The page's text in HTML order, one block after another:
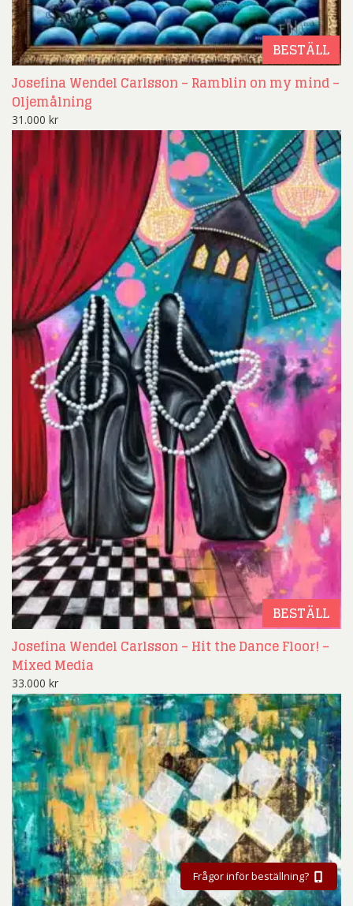
BESTÄLL
Josefina Wendel Carlsson – Ramblin on my mind –
Oljemålning
31.000 kr
BESTÄLL
Josefina Wendel Carlsson – Hit the Dance Floor! –
Mixed Media
33.000 kr
Frågor inför beställning?